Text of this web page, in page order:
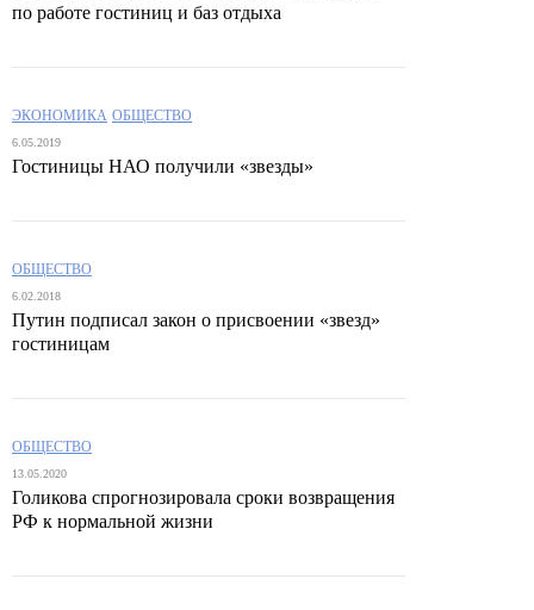
по работе гостиниц и баз отдыха
ЭКОНОМИКА ОБЩЕСТВО
6.05.2019
Гостиницы НАО получили «звезды»
ОБЩЕСТВО
6.02.2018
Путин подписал закон о присвоении «звезд»
гостиницам
ОБЩЕСТВО
13.05.2020
Голикова спрогнозировала сроки возвращения
РФ к нормальной жизни